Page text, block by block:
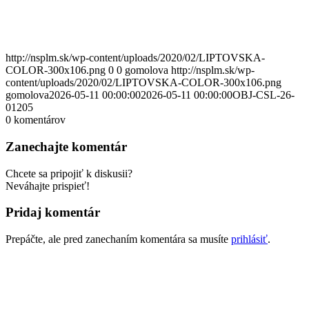
http://nsplm.sk/wp-content/uploads/2020/02/LIPTOVSKA-
COLOR-300x106.png 0 0 gomolova http://nsplm.sk/wp-
content/uploads/2020/02/LIPTOVSKA-COLOR-300x106.png
gomolova2026-05-11 00:00:002026-05-11 00:00:00OBJ-CSL-26-
01205
0 komentárov
Zanechajte komentár
Chcete sa pripojiť k diskusii?
Neváhajte prispieť!
Pridaj komentár
Prepáčte, ale pred zanechaním komentára sa musíte prihlásiť.